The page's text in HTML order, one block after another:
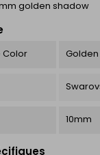
golden shadow
Color Golden
10mm